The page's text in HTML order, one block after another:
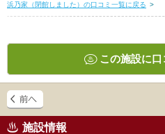
浜乃家（閉館しました）の口コミ一覧に戻る >
この施設に
施設情報